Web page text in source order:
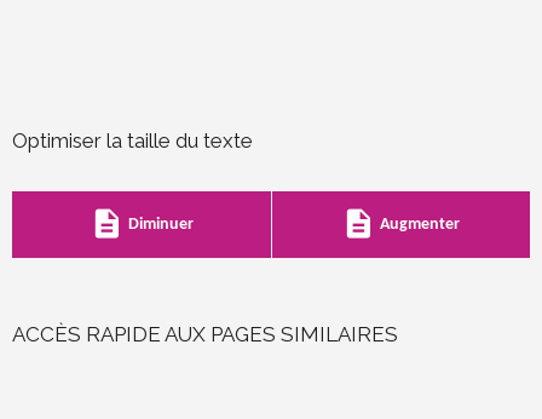
Optimiser la taille du texte
description Diminuer description Augmenter
ACCÈS RAPIDE AUX PAGES SIMILAIRES